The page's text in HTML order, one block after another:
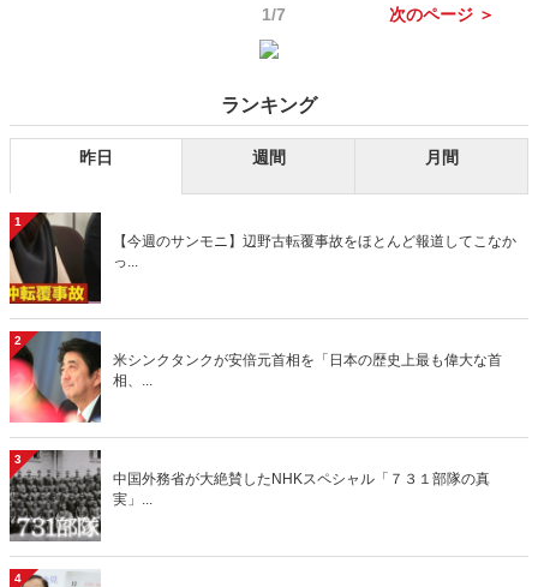
1/7 次のページ ＞
ランキング
昨日 週間 月間
1
【今週のサンモニ】辺野古転覆事故をほとんど報道してこなか
っ...
2
米シンクタンクが安倍元首相を「日本の歴史上最も偉大な首
相、...
3
中国外務省が大絶賛したNHKスペシャル「７３１部隊の真
実」...
4